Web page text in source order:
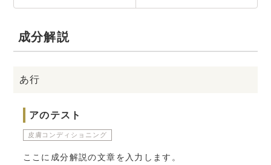
成分解説
あ行
アのテスト
皮膚コンディショニング
ここに成分解説の文章を入力します。